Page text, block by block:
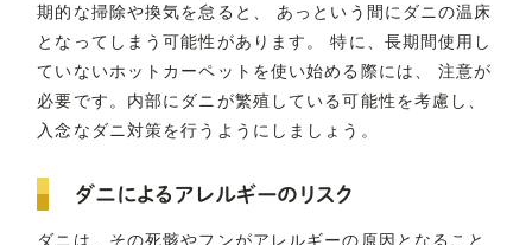
期的な掃除や換気を怠ると、 あっという間にダニの温床
となってしまう可能性があります。 特に、長期間使用し
ていないホットカーペットを使い始める際には、 注意が
必要です。内部にダニが繁殖している可能性を考慮し、
入念なダニ対策を行うようにしましょう。
ダニによるアレルギーのリスク
ダニは、その死骸やフンがアレルギーの原因となること